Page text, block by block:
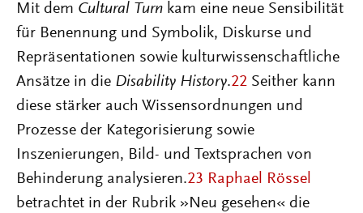
Mit dem Cultural Turn kam eine neue Sensibilität
für Benennung und Symbolik, Diskurse und
Repräsentationen sowie kulturwissenschaftliche
Ansätze in die Disability History.22 Seither kann
diese stärker auch Wissensordnungen und
Prozesse der Kategorisierung sowie
Inszenierungen, Bild- und Textsprachen von
Behinderung analysieren.23 Raphael Rössel
betrachtet in der Rubrik »Neu gesehen« die